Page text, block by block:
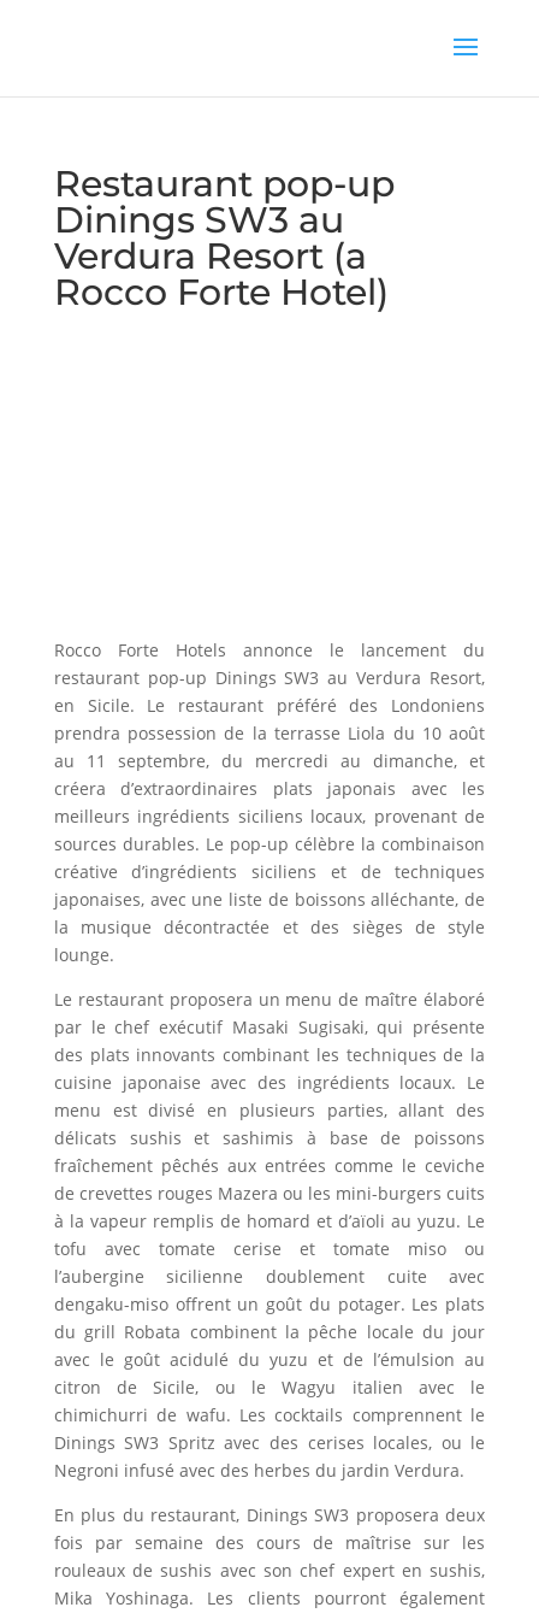
Restaurant pop-up
Dinings SW3 au
Verdura Resort (a
Rocco Forte Hotel)
Rocco Forte Hotels annonce le lancement du
restaurant pop-up Dinings SW3 au Verdura Resort,
en Sicile. Le restaurant préféré des Londoniens
prendra possession de la terrasse Liola du 10 août
au 11 septembre, du mercredi au dimanche, et
créera d’extraordinaires plats japonais avec les
meilleurs ingrédients siciliens locaux, provenant de
sources durables. Le pop-up célèbre la combinaison
créative d’ingrédients siciliens et de techniques
japonaises, avec une liste de boissons alléchante, de
la musique décontractée et des sièges de style
lounge.
Le restaurant proposera un menu de maître élaboré
par le chef exécutif Masaki Sugisaki, qui présente
des plats innovants combinant les techniques de la
cuisine japonaise avec des ingrédients locaux. Le
menu est divisé en plusieurs parties, allant des
délicats sushis et sashimis à base de poissons
fraîchement pêchés aux entrées comme le ceviche
de crevettes rouges Mazera ou les mini-burgers cuits
à la vapeur remplis de homard et d’aïoli au yuzu. Le
tofu avec tomate cerise et tomate miso ou
l’aubergine sicilienne doublement cuite avec
dengaku-miso offrent un goût du potager. Les plats
du grill Robata combinent la pêche locale du jour
avec le goût acidulé du yuzu et de l’émulsion au
citron de Sicile, ou le Wagyu italien avec le
chimichurri de wafu. Les cocktails comprennent le
Dinings SW3 Spritz avec des cerises locales, ou le
Negroni infusé avec des herbes du jardin Verdura.
En plus du restaurant, Dinings SW3 proposera deux
fois par semaine des cours de maîtrise sur les
rouleaux de sushis avec son chef expert en sushis,
Mika Yoshinaga. Les clients pourront également